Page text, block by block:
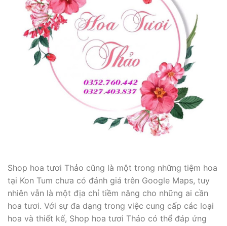
Shop hoa tươi Thảo cũng là một trong những tiệm hoa
tại Kon Tum chưa có đánh giá trên Google Maps, tuy
nhiên vẫn là một địa chỉ tiềm năng cho những ai cần
hoa tươi. Với sự đa dạng trong việc cung cấp các loại
hoa và thiết kế, Shop hoa tươi Thảo có thể đáp ứng